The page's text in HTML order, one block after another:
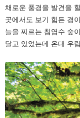
채로운 풍경을 발견을
곳에서도 보기 힘든 경
늘을 찌르는 침엽수 숲
달고 있었는데 온대 우